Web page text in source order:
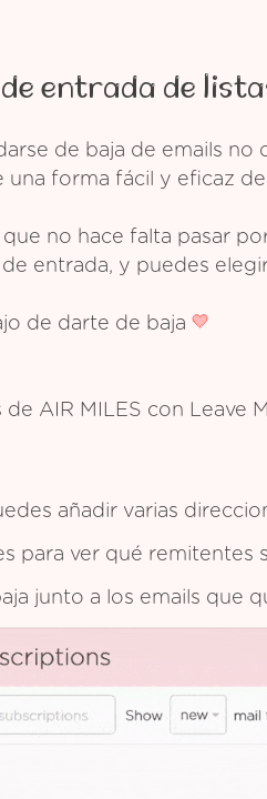
entrada de
de baja de emails
una forma fácil y eficaz
que no hace falta pasar
entrada, y puedes
de darte de baja
AIR MILES con Leave
añadir varias
para ver qué remitentes
junto a los emails que